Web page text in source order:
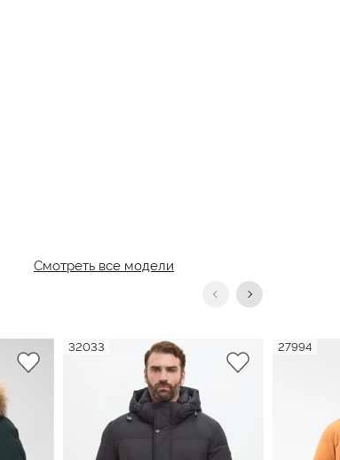
Смотреть все модели
32033 27994